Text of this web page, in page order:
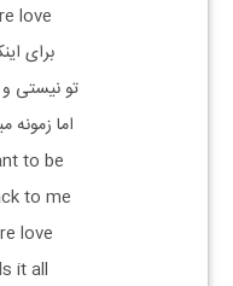
love
برای
تو نیستی و
اما زمونه
to be
to me
love
it all